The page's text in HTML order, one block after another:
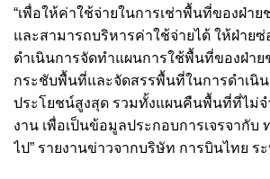
“เพื่อให้ค่าใช้จ่ายในการเช่าพื้นที่ของฝ่าย
และสามารถบริหารค่าใช้จ่ายได้ ให้ฝ่ายซ่
ดำเนินการจัดทำแผนการใช้พื้นที่ของฝ่าย
กระชับพื้นที่และจัดสรรพื้นที่ในการดำเนิน
ประโยชน์สูงสุด รวมทั้งแผนคืนพื้นที่ที่ไม่จ
งาน เพื่อเป็นข้อมูลประกอบการเจรจากับ
ไป” รายงานข่าวจากบริษัท การบินไทย ร